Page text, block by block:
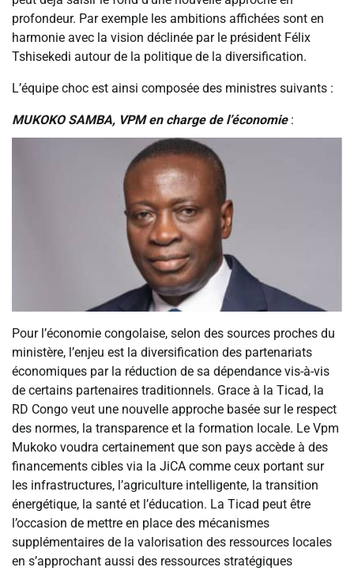
profondeur. Par exemple les ambitions affichées sont en
harmonie avec la vision déclinée par le président Félix
Tshisekedi autour de la politique de la diversification.
L’équipe choc est ainsi composée des ministres suivants :
MUKOKO SAMBA, VPM en charge de l’économie :
Pour l’économie congolaise, selon des sources proches du
ministère, l’enjeu est la diversification des partenariats
économiques par la réduction de sa dépendance vis-à-vis
de certains partenaires traditionnels. Grace à la Ticad, la
RD Congo veut une nouvelle approche basée sur le respect
des normes, la transparence et la formation locale. Le Vpm
Mukoko voudra certainement que son pays accède à des
financements cibles via la JiCA comme ceux portant sur
les infrastructures, l’agriculture intelligente, la transition
énergétique, la santé et l’éducation. La Ticad peut être
l’occasion de mettre en place des mécanismes
supplémentaires de la valorisation des ressources locales
en s’approchant aussi des ressources stratégiques